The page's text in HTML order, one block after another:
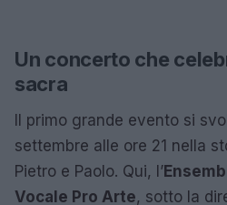
Un concerto che
sacra
Il primo grande evento si
settembre alle ore 21 nella
Pietro e Paolo. Qui, l’
Vocale Pro Arte, sotto la